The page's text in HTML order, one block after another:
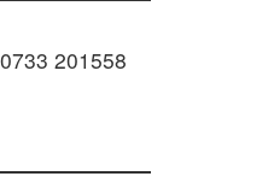
201558